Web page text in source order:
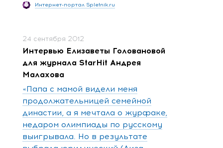
Интернет-портал Spletnik.ru
24 сентября 2012
Интервью Елизаветы Головановой
для журнала StarHit Андрея
Малахова
«Папа с мамой видели меня
продолжательницей семейной
династии, а я мечтала о журфаке,
недаром олимпиады по русскому
выигрывала. Но в результате